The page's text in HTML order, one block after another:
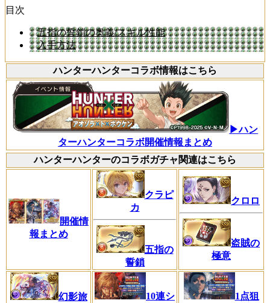
目次
五指の誓鎖の奥義/スキル性能
入手方法
ハンターハンターコラボ情報はこちら
▶ハン
ターハンターコラボ開催情報まとめ
ハンターハンターのコラボガチャ関連はこちら
開催情
報まとめ
クラピ
カ
五指の
誓鎖
クロロ
盗賊の
極意
幻影旅
10連シ
1点狙